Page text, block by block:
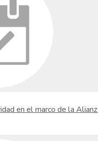
en el marco de la